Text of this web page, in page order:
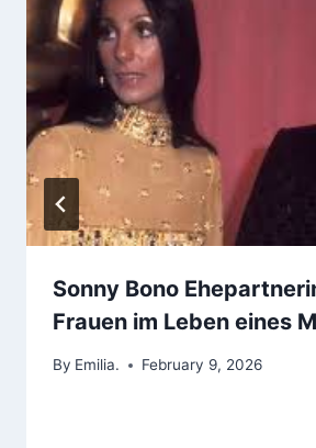
Sonny Bono
Frauen im Leben eines
By Emilia. February 9, 2026